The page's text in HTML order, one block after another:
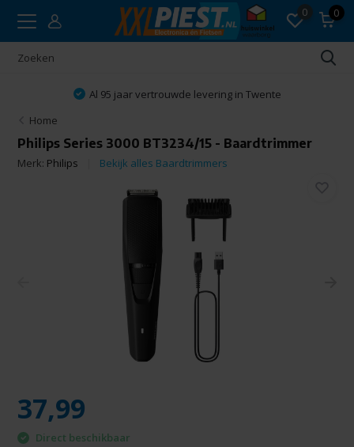
0 0
Al 95 jaar vertrouwde levering in Twente
Home
Philips Series 3000 BT3234/15 - Baardtrimmer
Merk: Philips Bekijk alles Baardtrimmers
37,99
Direct beschikbaar